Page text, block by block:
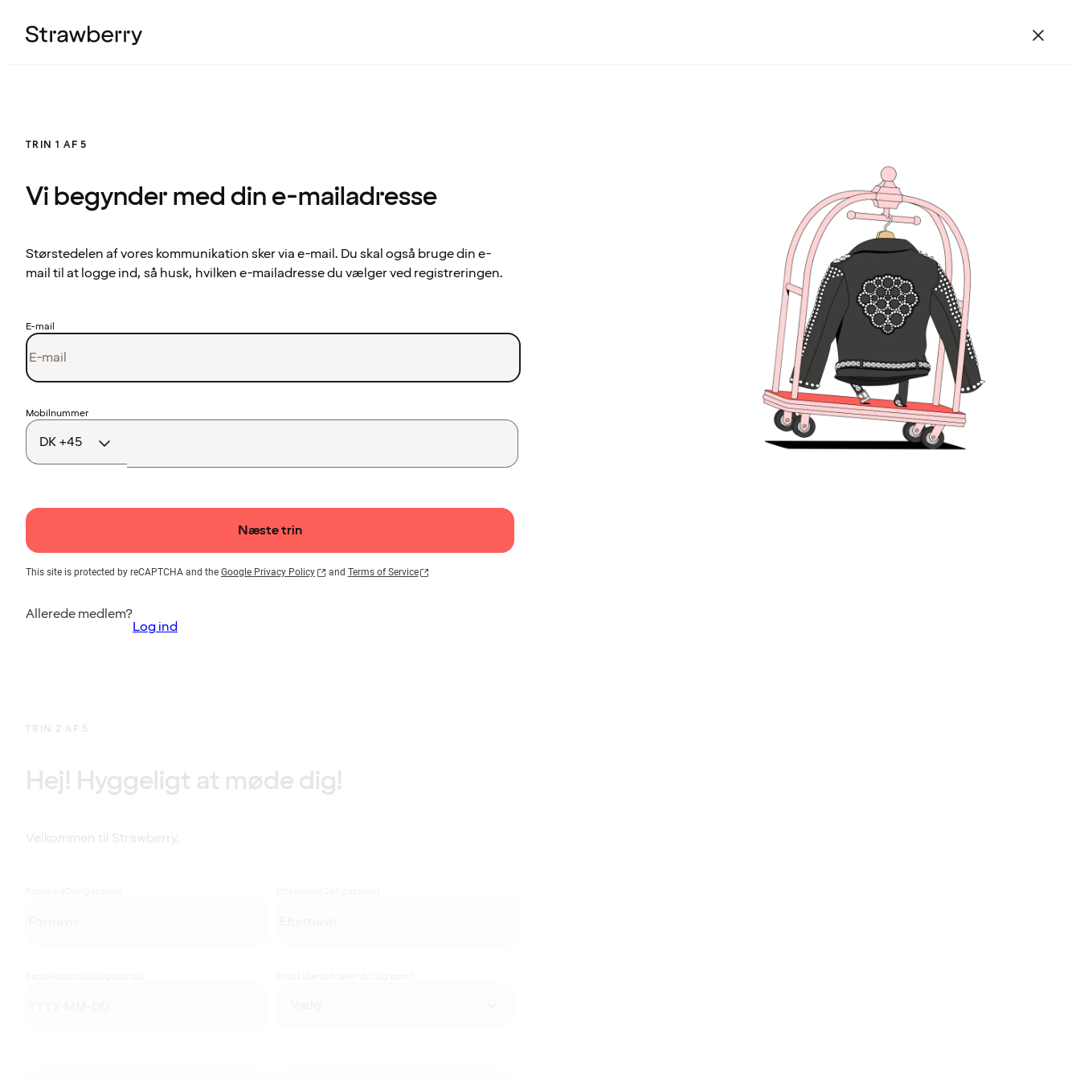
TRIN 1 AF 5
Vi begynder med din e-mailadresse
Størstedelen af vores kommunikation sker via e-mail. Du skal også bruge din e-
mail til at logge ind, så husk, hvilken e-mailadresse du vælger ved registreringen.
E-mail
Landekode
Mobilnummer
Næste trin
This site is protected by reCAPTCHA and the Google Privacy Policy and Terms of Service
Allerede medlem?
Log ind
TRIN 2 AF 5
Hej! Hyggeligt at møde dig!
Velkommen til Strawberry.